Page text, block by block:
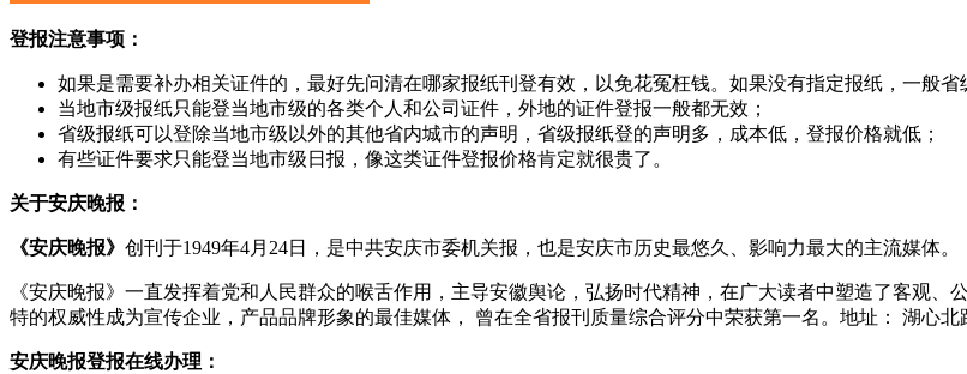
登报注意事项：
如果是需要补办相关证件的，最好先问清在哪家报纸刊登有效，以免花冤枉钱。如果没有指定报纸，一般省
当地市级报纸只能登当地市级的各类个人和公司证件，外地的证件登报一般都无效；
省级报纸可以登除当地市级以外的其他省内城市的声明，省级报纸登的声明多，成本低，登报价格就低；
有些证件要求只能登当地市级日报，像这类证件登报价格肯定就很贵了。
关于安庆晚报：
《安庆晚报》 创刊于1949年4月24日，是中共安庆市委机关报，也是安庆市历史最悠久、影响力最大的主流媒体。
《安庆晚报》一直发挥着党和人民群众的喉舌作用，主导安徽舆论，弘扬时代精神，在广大读者中塑造了客观
特的权威性成为宣传企业，产品品牌形象的最佳媒体， 曾在全省报刊质量综合评分中荣获第一名。地址： 湖心北
安庆晚报登报在线办理：